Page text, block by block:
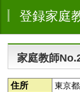
登録家庭
家庭教師
住所 東京